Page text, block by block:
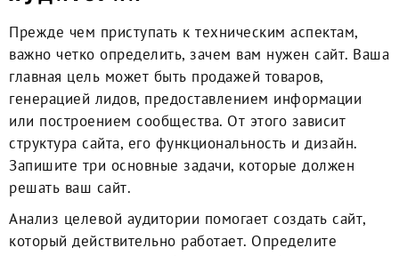
Прежде чем приступать к техническим аспектам,
важно четко определить, зачем вам нужен сайт. Ваша
главная цель может быть продажей товаров,
генерацией лидов, предоставлением информации
или построением сообщества. От этого зависит
структура сайта, его функциональность и дизайн.
Запишите три основные задачи, которые должен
решать ваш сайт.
Анализ целевой аудитории помогает создать сайт,
который действительно работает. Определите